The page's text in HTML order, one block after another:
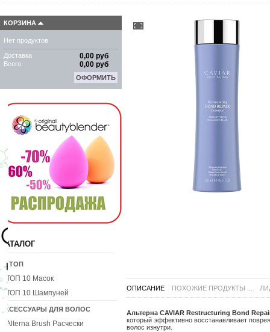
ОПИСАНИЕ ПОХОЖИЕ ПРОДУКТЫ ...
Альтерна CAVIAR Restructuring Bond
который эффективно восстанавливает
волос изнутри.
КОРЗИНА
Нет продуктов
Доставка 0,00 руб
Всего 0,00 руб
ОФОРМИТЬ
КАТАЛОГ
10 ТОП
ТОП 10 Масок
ТОП 10 Шампуней
АКСЕССУАРЫ ДЛЯ ВОЛОС
Alterna Brush Расчески